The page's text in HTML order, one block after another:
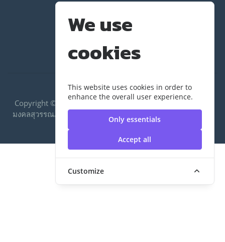
We use
cookies
This website uses cookies in order to
enhance the overall user experience.
Only essentials
Accept all
Customize
Copyright ©2020 RUS|กองคลัง มหาวิทยาลัยเทคโนโลยีราช
มงคลสุวรรณภูมิ | มหาวิทยาลัยเทคโนโลยีราชมงคลสุวรรณภูมิ